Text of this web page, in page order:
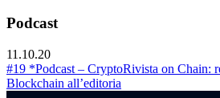
Podcast
11.10.20
#19 *Podcast – CryptoRivista on Chain:
Blockchain all’editoria